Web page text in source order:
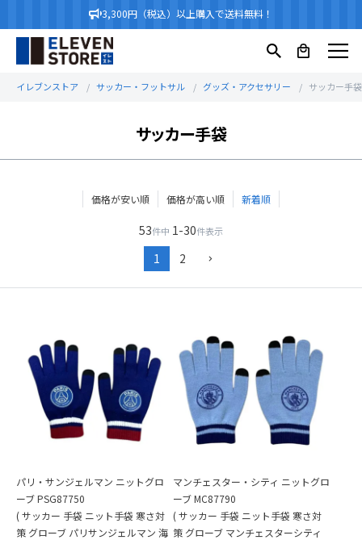
3,300円（税込）以上購入で送料無料！
イレブンストア サッカー・フットサル グッズ・アクセサリー サッカー手袋
サッカー手袋
価格が安い順 価格が高い順 新着順
53件中 1-30件表示
1 2
パリ・サンジェルマン ニットグロ
ーブ PSG87750
( サッカー 手袋 ニット手袋 寒さ対
策 グローブ パリサンジェルマン 海
マンチェスター・シティ ニットグロ
ーブ MC87790
( サッカー 手袋 ニット手袋 寒さ対
策 グローブ マンチェスターシティ